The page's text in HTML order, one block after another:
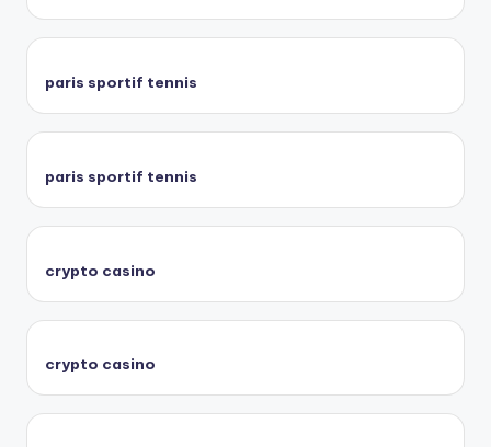
paris sportif tennis
paris sportif tennis
crypto casino
crypto casino